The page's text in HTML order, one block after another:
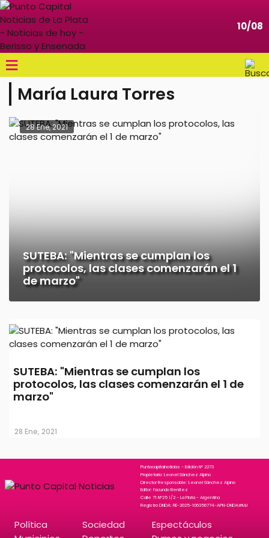
10/08
≡
María Laura Torres
28 Ene, 2021
SUTEBA: "Mientras se cumplan los
protocolos, las clases comenzarán el 1
de marzo"
SUTEBA: "Mientras se cumplan los
protocolos, las clases comenzarán el 1 de
marzo"
28 Ene, 2021
Puntocapitalnoticias - Edición N° 2273
Propietario: Leonel Sánchez Alpino
Director Responsable: Leonel Sánchez Alpino
Editor: Facundo Benitez
Calle 71 N°25 1/2 - La Plata - Argentina
Registro DNDA: RE-2025-106356774-APN-DNDA#MJ
Política
Sociedad
Espectáculos